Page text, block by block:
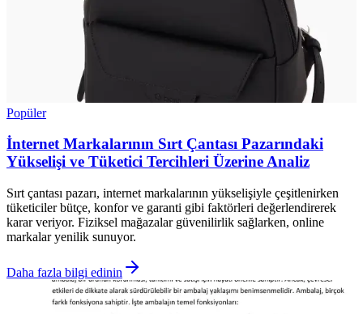
Popüler
İnternet Markalarının Sırt Çantası Pazarındaki
Yükselişi ve Tüketici Tercihleri Üzerine Analiz
Sırt çantası pazarı, internet markalarının yükselişiyle çeşitlenirken
tüketiciler bütçe, konfor ve garanti gibi faktörleri değerlendirerek
karar veriyor. Fiziksel mağazalar güvenilirlik sağlarken, online
markalar yenilik sunuyor.
Daha fazla bilgi edinin